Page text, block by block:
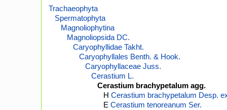
Trachaeophyta
Spermatophyta
Magnoliophytina
Magnoliopsida DC.
Caryophyllidae Takht.
Caryophyllales Benth. & Hook.
Caryophyllaceae Juss.
Cerastium L.
Cerastium brachypetalum agg.
H Cerastium brachypetalum Desp.
E Cerastium tenoreanum Ser.